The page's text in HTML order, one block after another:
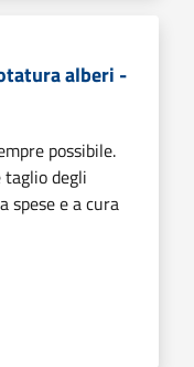
alberi -
possibile.
degli
spese e a cura